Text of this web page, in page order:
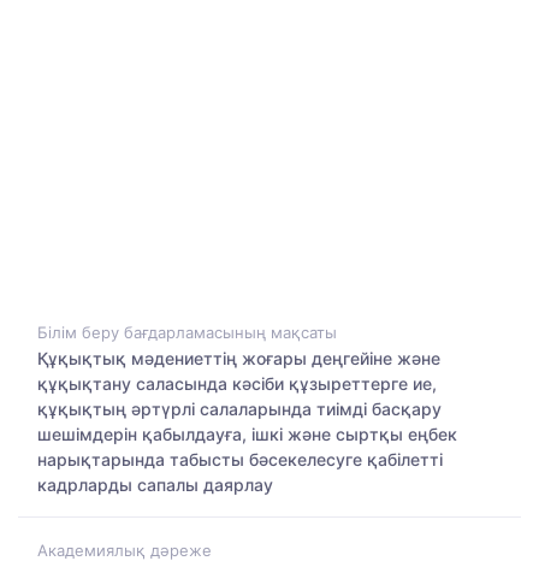
Білім беру бағдарламасының мақсаты
Құқықтық мәдениеттің жоғары деңгейіне және
құқықтану саласында кәсіби құзыреттерге ие,
құқықтың әртүрлі салаларында тиімді басқару
шешімдерін қабылдауға, ішкі және сыртқы еңбек
нарықтарында табысты бәсекелесуге қабілетті
кадрларды сапалы даярлау
Академиялық дәреже